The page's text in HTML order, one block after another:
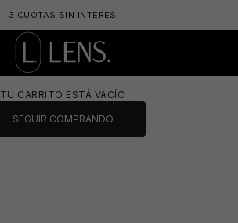
3 CUOTAS SIN INTERES
LENS. OPTICA ONLINE - LENTES DE SOL Y
TU CARRITO ESTÁ VACÍO
SEGUIR COMPRANDO
🩳